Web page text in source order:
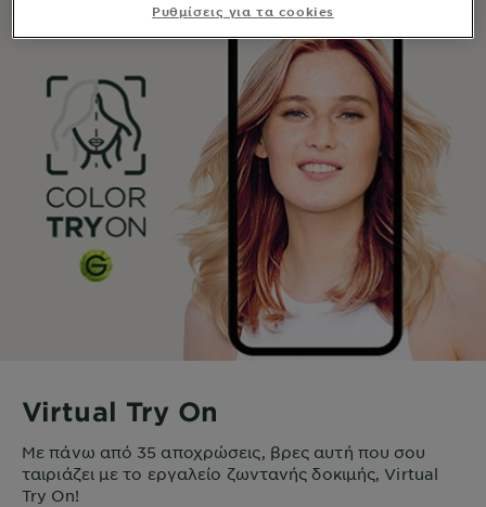
Virtual Try On
Με πάνω από 35 αποχρώσεις, βρες αυτή που σου
ταιριάζει με το εργαλείο ζωντανής δοκιμής, Virtual
Try On!
Ρυθμίσεις για τα cookies